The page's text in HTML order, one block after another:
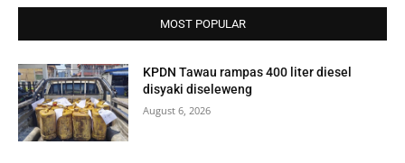
MOST POPULAR
KPDN Tawau rampas 400 liter diesel
disyaki diseleweng
August 6, 2026